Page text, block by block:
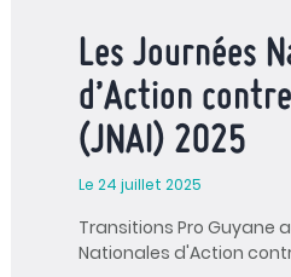
Les Journées
d’Action
(JNAI) 2025
Le 24 juillet 2025
Transitions Pro Guyane
Nationales d'Action